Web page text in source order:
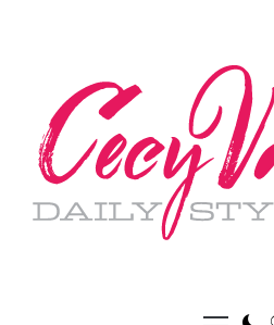
Menú